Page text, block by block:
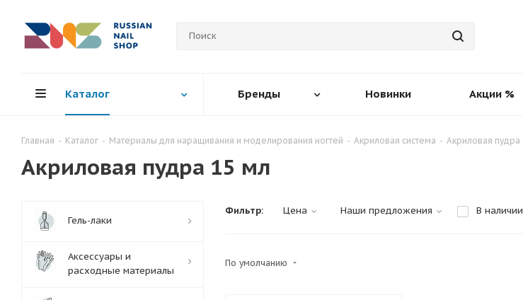
Каталог Бренды Новинки Акции %
Главная - Каталог - Материалы для наращивания и моделирования ногтей - Акриловая система - Акриловая пудра
Акриловая пудра 15 мл
Фильтр: Цена Наши предложения В наличии
По умолчанию
Гель-лаки
Аксессуары и
расходные материалы